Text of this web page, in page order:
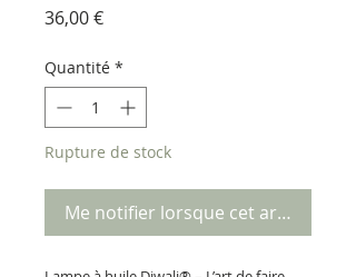
36,00 €Prix
Quantité *
Rupture de stock
Me notifier lorsque cet article est